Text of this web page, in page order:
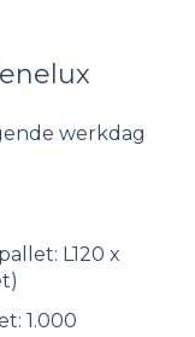
werkdag
L120 x
1.000